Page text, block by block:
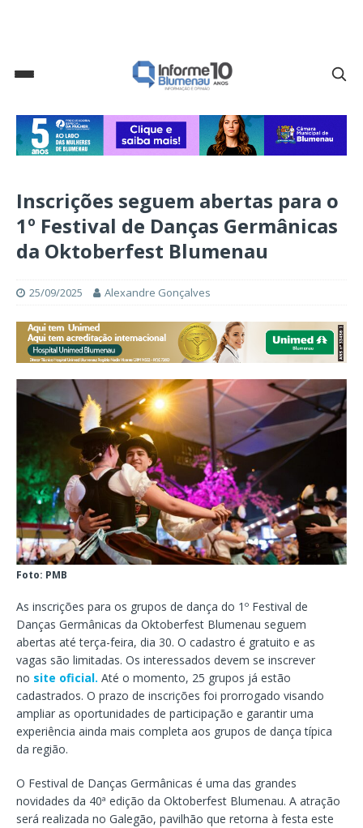
Inscrições seguem abertas para o
1º Festival de Danças Germânicas
da Oktoberfest Blumenau
25/09/2025 Alexandre Gonçalves
Foto: PMB
As inscrições para os grupos de dança do 1º Festival de
Danças Germânicas da Oktoberfest Blumenau seguem
abertas até terça-feira, dia 30. O cadastro é gratuito e as
vagas são limitadas. Os interessados devem se inscrever
no site oficial. Até o momento, 25 grupos já estão
cadastrados. O prazo de inscrições foi prorrogado visando
ampliar as oportunidades de participação e garantir uma
experiência ainda mais completa aos grupos de dança típica
da região.
O Festival de Danças Germânicas é uma das grandes
novidades da 40ª edição da Oktoberfest Blumenau. A atração
será realizada no Galegão, pavilhão que retorna à festa este